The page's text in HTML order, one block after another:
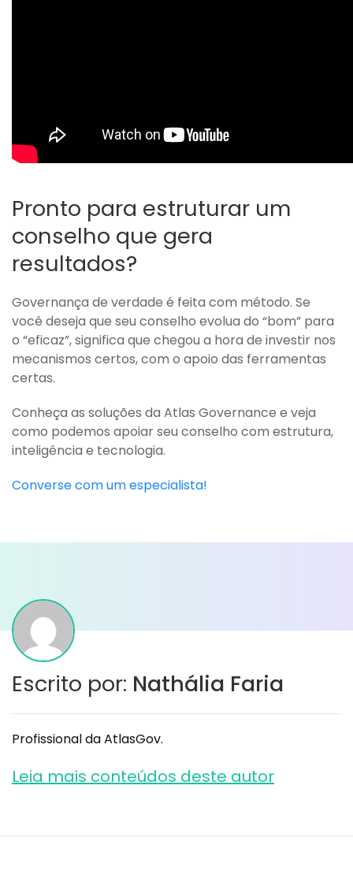
Pronto para estruturar um
conselho que gera
resultados?
Governança de verdade é feita com método. Se
você deseja que seu conselho evolua do “bom” para
o “eficaz”, significa que chegou a hora de investir nos
mecanismos certos, com o apoio das ferramentas
certas.
Conheça as soluções da Atlas Governance e veja
como podemos apoiar seu conselho com estrutura,
inteligência e tecnologia.
Converse com um especialista!
Escrito por: Nathália Faria
Profissional da AtlasGov.
Leia mais conteúdos deste autor